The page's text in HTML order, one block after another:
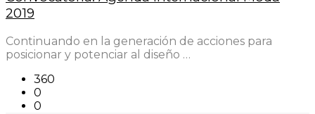
2019
Continuando en la generación de acciones para
posicionar y potenciar al diseño …
360
0
0